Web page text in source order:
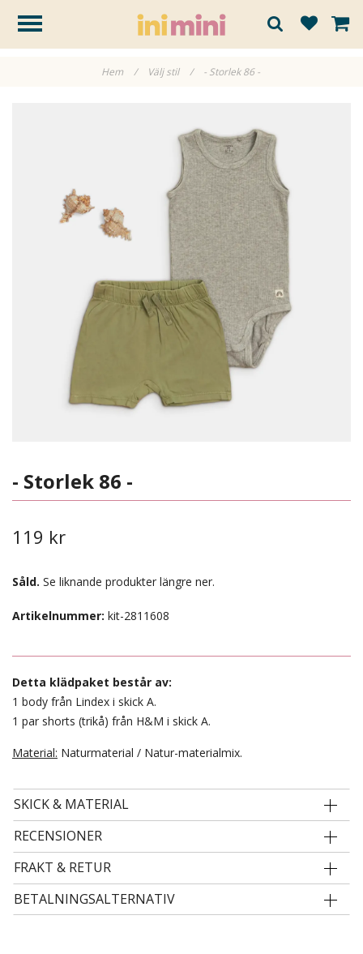
Hem / Välj stil / - Storlek 86 -
- Storlek 86 -
119 kr
Såld. Se liknande produkter längre ner.
Artikelnummer: kit-2811608
Detta klädpaket består av:
1 body från Lindex i skick A.
1 par shorts (trikå) från H&M i skick A.
Material: Naturmaterial / Natur-materialmix.
SKICK & MATERIAL
RECENSIONER
FRAKT & RETUR
BETALNINGSALTERNATIV